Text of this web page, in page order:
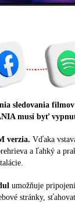
sledovania filmov
musí byť
verzia. Vďaka
a ľahký a
umožňuje
stránky,